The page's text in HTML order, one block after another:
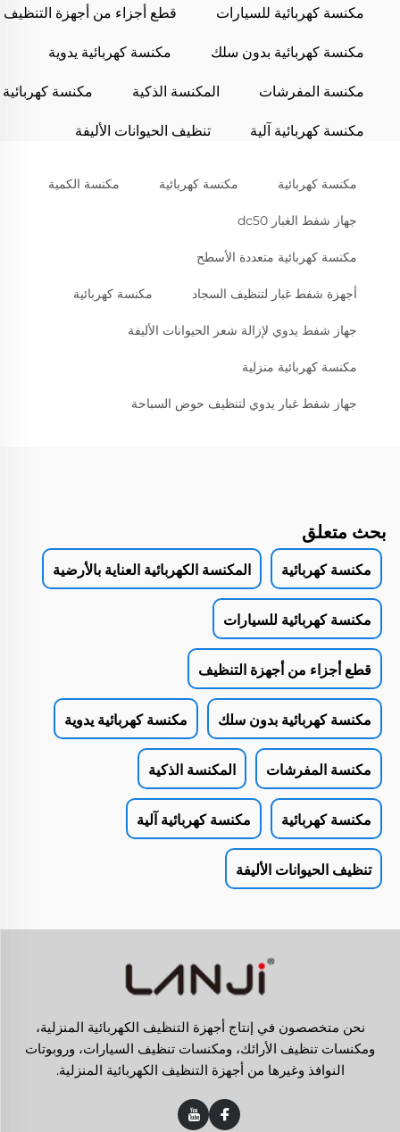
مكنسة كهربائية للسيارات
قطع أجزاء من أجهزة التنظيف
مكنسة كهربائية بدون سلك
مكنسة كهربائية يدوية
مكنسة المفرشات
المكنسة الذكية
مكنسة كهربائية
مكنسة كهربائية آلية
تنظيف الحيوانات الأليفة
مكنسة كهربائية مكنسة كهربائية مكنسة الكمية
جهاز شفط الغبار dc50
مكنسة كهربائية متعددة الأسطح
أجهزة شفط غبار لتنظيف السجاد مكنسة كهربائية
جهاز شفط يدوي لإزالة شعر الحيوانات الأليفة
مكنسة كهربائية منزلية
جهاز شفط غبار يدوي لتنظيف حوض السباحة
بحث متعلق
مكنسة كهربائية المكنسة الكهربائية العناية بالأرضية
مكنسة كهربائية للسيارات
قطع أجزاء من أجهزة التنظيف
مكنسة كهربائية بدون سلك مكنسة كهربائية يدوية
مكنسة المفرشات المكنسة الذكية
مكنسة كهربائية مكنسة كهربائية آلية
تنظيف الحيوانات الأليفة
نحن متخصصون في إنتاج أجهزة التنظيف الكهربائية المنزلية،
ومكنسات تنظيف الأرائك، ومكنسات تنظيف السيارات، وروبوتات
النوافذ وغيرها من أجهزة التنظيف الكهربائية المنزلية.